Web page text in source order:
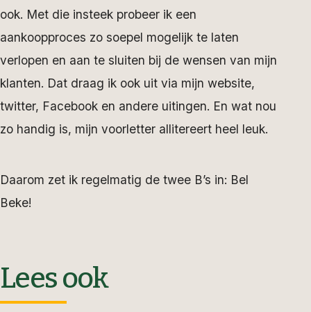
ook. Met die insteek probeer ik een
aankoopproces zo soepel mogelijk te laten
verlopen en aan te sluiten bij de wensen van mijn
klanten. Dat draag ik ook uit via mijn website,
twitter, Facebook en andere uitingen. En wat nou
zo handig is, mijn voorletter allitereert heel leuk.
Daarom zet ik regelmatig de twee B’s in: Bel
Beke!
Lees ook